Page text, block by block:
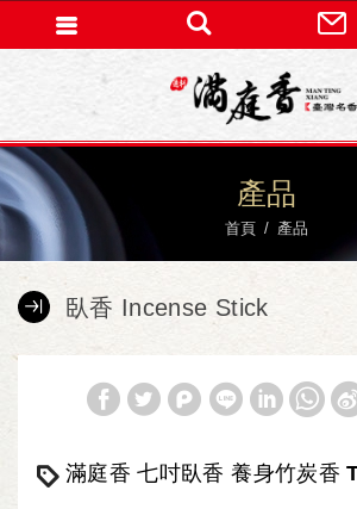
產品
首頁 產品
臥香 Incense Stick
滿庭香 七吋臥香 養身竹炭香